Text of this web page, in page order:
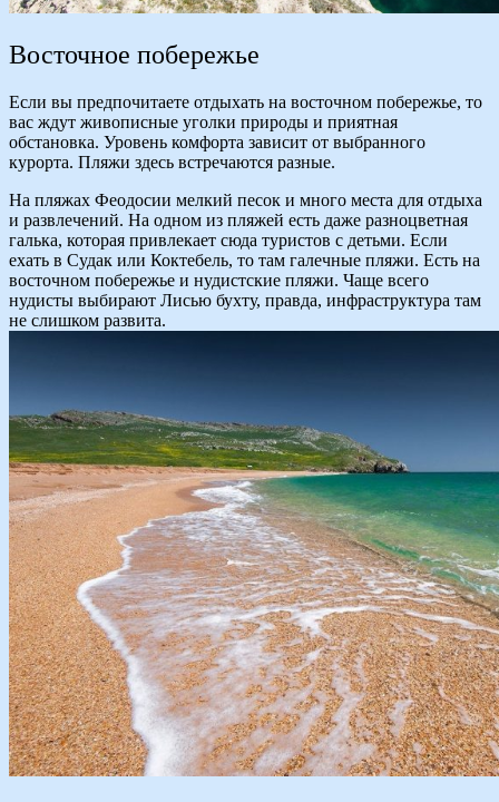
Восточное побережье
Если вы предпочитаете отдыхать на восточном побережье, то
вас ждут живописные уголки природы и приятная
обстановка. Уровень комфорта зависит от выбранного
курорта. Пляжи здесь встречаются разные.
На пляжах Феодосии мелкий песок и много места для отдыха
и развлечений. На одном из пляжей есть даже разноцветная
галька, которая привлекает сюда туристов с детьми. Если
ехать в Судак или Коктебель, то там галечные пляжи. Есть на
восточном побережье и нудистские пляжи. Чаще всего
нудисты выбирают Лисью бухту, правда, инфраструктура там
не слишком развита.